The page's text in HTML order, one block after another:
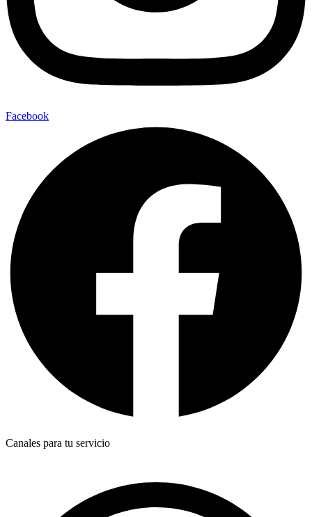
Facebook
Canales para tu servicio